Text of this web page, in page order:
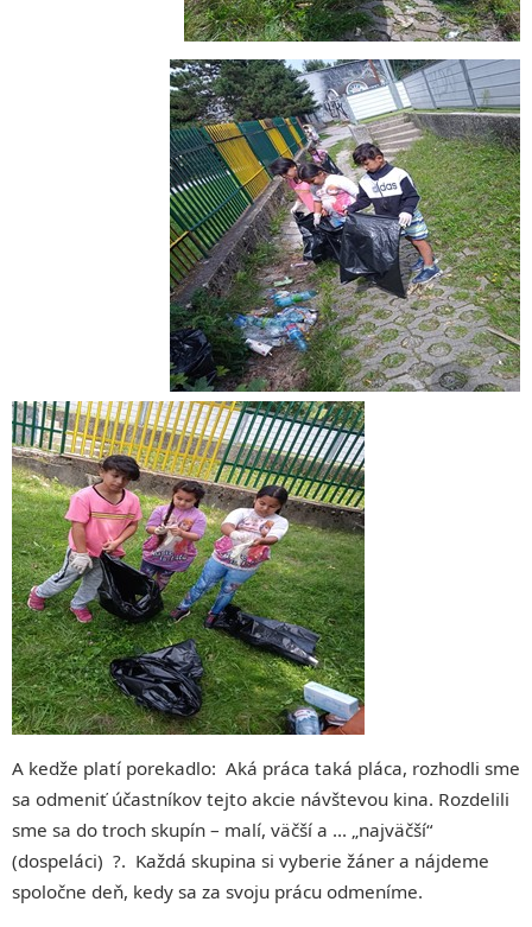
A kedže platí porekadlo: Aká práca taká pláca, rozhodli sme
sa odmeniť účastníkov tejto akcie návštevou kina. Rozdelili
sme sa do troch skupín – malí, väčší a … „najväčší“
(dospeláci) ?. Každá skupina si vyberie žáner a nájdeme
spoločne deň, kedy sa za svoju prácu odmeníme.